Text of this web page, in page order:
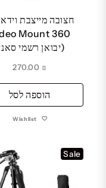
Mount 360
(יבואן רשמי
₪
הוספה לסל
Wishlist
Sale